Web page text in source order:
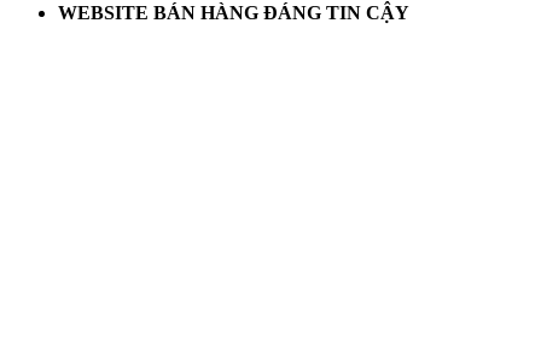
WEBSITE BÁN HÀNG ĐÁNG TIN CẬY